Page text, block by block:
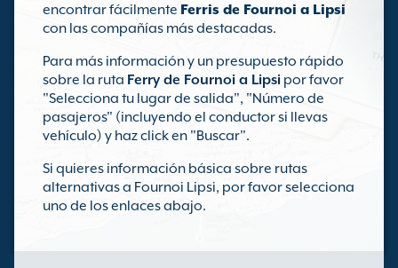
encontrar fácilmente Ferris de Fournoi a Lipsi
con las compañías más destacadas.
Para más información y un presupuesto rápido
sobre la ruta Ferry de Fournoi a Lipsi por favor
"Selecciona tu lugar de salida", "Número de
pasajeros" (incluyendo el conductor si llevas
vehículo) y haz click en "Buscar".
Si quieres información básica sobre rutas
alternativas a Fournoi Lipsi, por favor selecciona
uno de los enlaces abajo.